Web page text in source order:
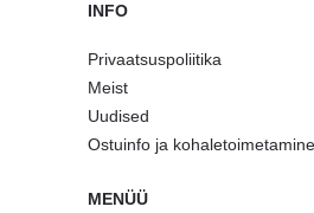
INFO
Privaatsuspoliitika
Meist
Uudised
Ostuinfo ja kohaletoimetamine
MENÜÜ